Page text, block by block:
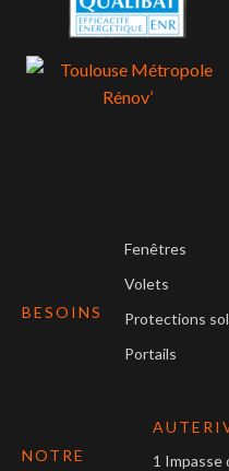
BESOINS
Fenêtres
Volets
Protections
Portails
NOTRE
1 Impasse